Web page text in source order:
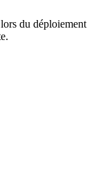
du déploiement